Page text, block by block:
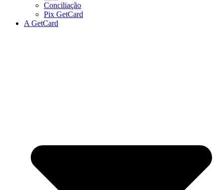
Conciliação
Pix GetCard
A GetCard